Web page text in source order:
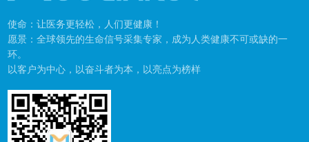
使命：让医务更轻松，人们更健康！
愿景：全球领先的生命信号采集专家，成为人类健康不可或缺的一
环。
以客户为中心，以奋斗者为本，以亮点为榜样